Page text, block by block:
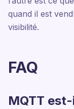
quand il est
visibilité.
FAQ
MQTT est-